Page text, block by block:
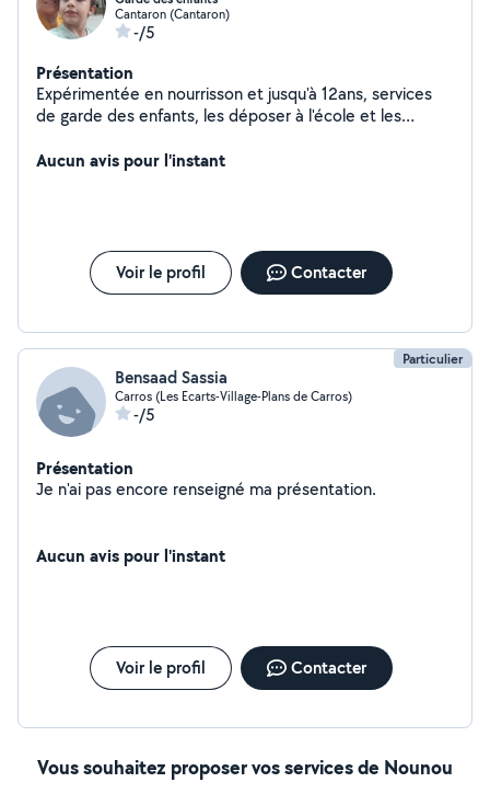
Cantaron (Cantaron)
-/5
Présentation
Expérimentée en nourrisson et jusqu'à 12ans, services
de garde des enfants, les déposer à l'école et les
accompagne également a personnes en situation
permis B ainsi que voiture
Aucun avis pour l'instant
Voir le profil Contacter
Particulier
Bensaad Sassia
Carros (Les Ecarts-Village-Plans de Carros)
-/5
Présentation
Je n'ai pas encore renseigné ma présentation.
Aucun avis pour l'instant
Voir le profil Contacter
Vous souhaitez proposer vos services de Nounou